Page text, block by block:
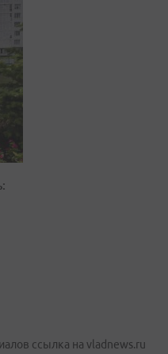
ссылка на vladnews.ru